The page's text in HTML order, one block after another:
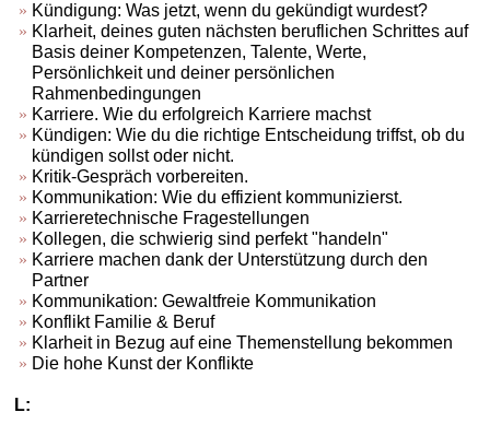
Kündigung: Was jetzt, wenn du gekündigt wurdest?
Klarheit, deines guten nächsten beruflichen Schrittes auf
Basis deiner Kompetenzen, Talente, Werte,
Persönlichkeit und deiner persönlichen
Rahmenbedingungen
Karriere. Wie du erfolgreich Karriere machst
Kündigen: Wie du die richtige Entscheidung triffst, ob du
kündigen sollst oder nicht.
Kritik-Gespräch vorbereiten.
Kommunikation: Wie du effizient kommunizierst.
Karrieretechnische Fragestellungen
Kollegen, die schwierig sind perfekt "handeln"
Karriere machen dank der Unterstützung durch den
Partner
Kommunikation: Gewaltfreie Kommunikation
Konflikt Familie & Beruf
Klarheit in Bezug auf eine Themenstellung bekommen
Die hohe Kunst der Konflikte
L: